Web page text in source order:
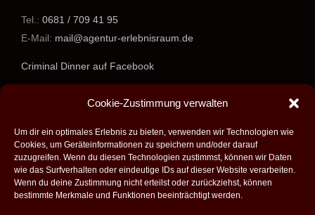
Cookie-Zustimmung verwalten
Um dir ein optimales Erlebnis zu bieten, verwenden wir Technologien wie
Cookies, um Geräteinformationen zu speichern und/oder darauf
zuzugreifen. Wenn du diesen Technologien zustimmst, können wir Daten
wie das Surfverhalten oder eindeutige IDs auf dieser Website verarbeiten.
Wenn du deine Zustimmung nicht erteilst oder zurückziehst, können
bestimmte Merkmale und Funktionen beeinträchtigt werden.
Tel.: 0681 / 709 41 95
E-Mail: mail@agentur-erlebnisraum.de
Criminal Dinner auf Facebook